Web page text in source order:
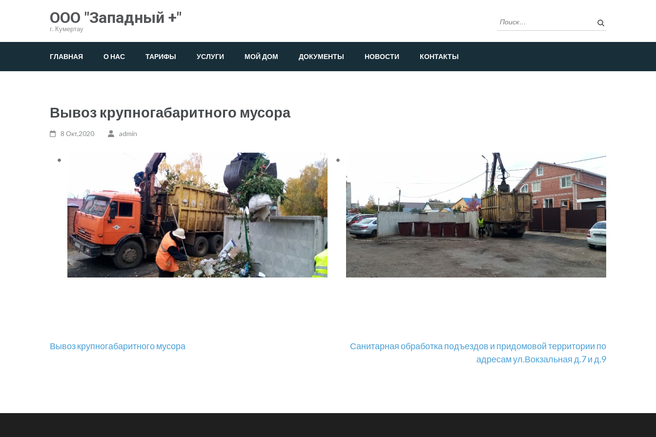
содержимому
(нажмите
ООО "Западный +"
г. Кумертау
Найти:
ГЛАВНАЯ О НАС ТАРИФЫ УСЛУГИ МОЙ ДОМ ДОКУМЕНТЫ НОВОСТИ КОНТАКТЫ
Вывоз крупногабаритного мусора
8 Окт,2020 admin
Навигация
Вывоз крупногабаритного мусора
Санитарная обработка подъездов и придомовой территории по
адресам ул.Вокзальная д.7 и д.9